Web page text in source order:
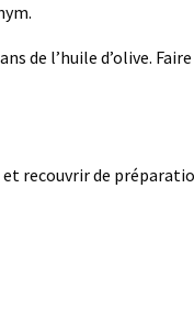
de l’huile d’olive.
et recouvrir de